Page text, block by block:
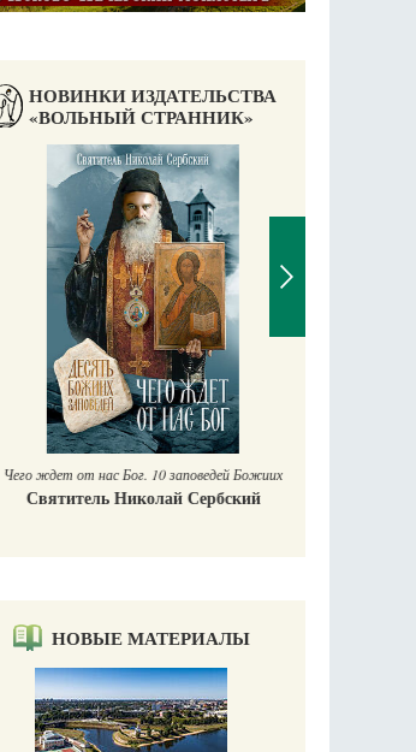
НОВИНКИ ИЗДАТЕЛЬСТВА
«ВОЛЬНЫЙ СТРАННИК»
Чего ждет от нас Бог. 10 заповедей Божиих
Святитель Николай Сербский
НОВЫЕ МАТЕРИАЛЫ